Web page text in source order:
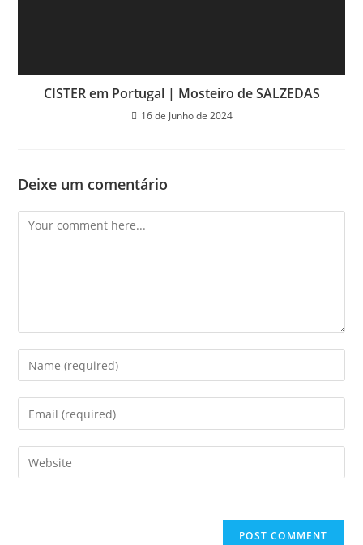
CISTER em Portugal | Mosteiro de SALZEDAS
16 de Junho de 2024
Deixe um comentário
Comment
Enter
your
name
comment
Enter
your
email
address
Enter
your